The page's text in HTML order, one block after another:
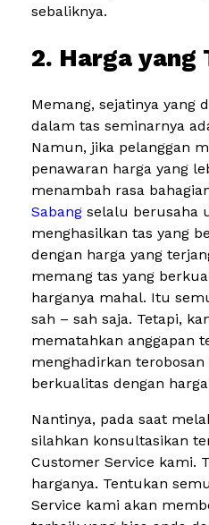
sebaliknya.
2. Harga yang
Memang, sejatinya yang
dalam tas seminarnya
Namun, jika pelanggan
penawaran harga yang
menambah rasa
Sabang selalu berusaha
menghasilkan tas yang
dengan harga yang
memang tas yang
harganya mahal. Itu
sah – sah saja. Tetapi,
mematahkan anggapan
menghadirkan
berkualitas dengan
Nantinya, pada saat
silahkan konsultasikan
Customer Service kami.
harganya. Tentukan
Service kami akan